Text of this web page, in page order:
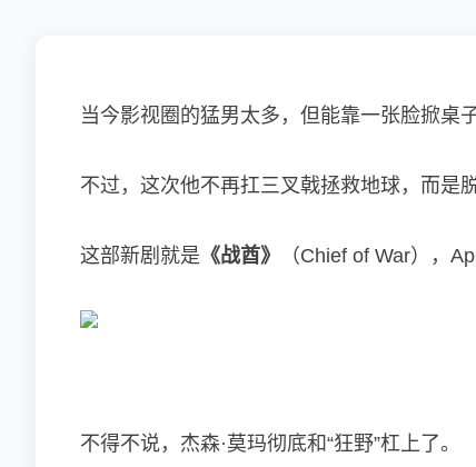
当今影视圈的猛男太多，但能靠一张脸掀桌
不过，这次他不再扛三叉戟拯救地球，而是
这部新剧就是 《战酋》 （Chief of War），
不得不说，杰森·莫玛彻底和“狂野”杠上了。